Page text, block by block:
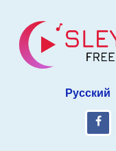
Русский
fb